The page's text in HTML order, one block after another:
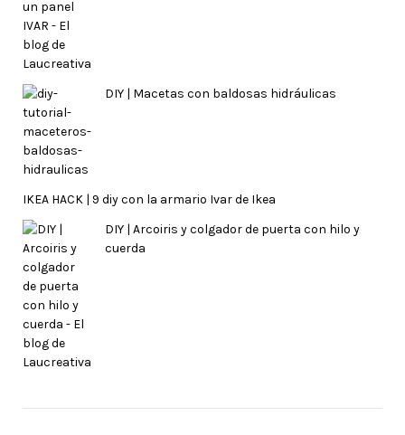
DIY | Macetas con baldosas hidráulicas
IKEA HACK | 9 diy con la armario Ivar de Ikea
DIY | Arcoiris y colgador de puerta con hilo y
cuerda